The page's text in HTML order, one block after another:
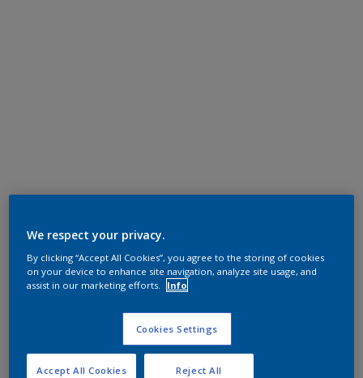
We respect your privacy.
By clicking “Accept All Cookies”, you agree to the storing of cookies
on your device to enhance site navigation, analyze site usage, and
assist in our marketing efforts.
Info
Cookies Settings
Reject All
Accept All Cookies